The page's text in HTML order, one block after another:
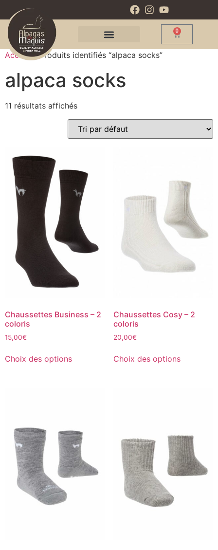
0
Accueil/ Produits identifiés “alpaca socks”
alpaca socks
11 résultats affichés
Chaussettes Business – 2
coloris
15,00€
Choix des options
Chaussettes Cosy – 2
coloris
20,00€
Choix des options